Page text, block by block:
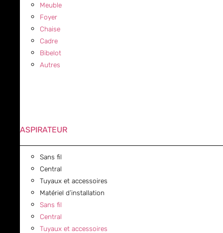
Meuble
Foyer
Chaise
Cadre
Bibelot
Autres
ASPIRATEUR
Sans fil
Central
Tuyaux et accessoires
Matériel d’installation
Sans fil
Central
Tuyaux et accessoires